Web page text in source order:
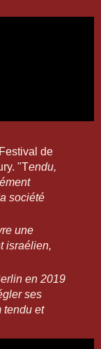
de
"Tendu,
société
une
israélien,
en 2019
ses
tendu et